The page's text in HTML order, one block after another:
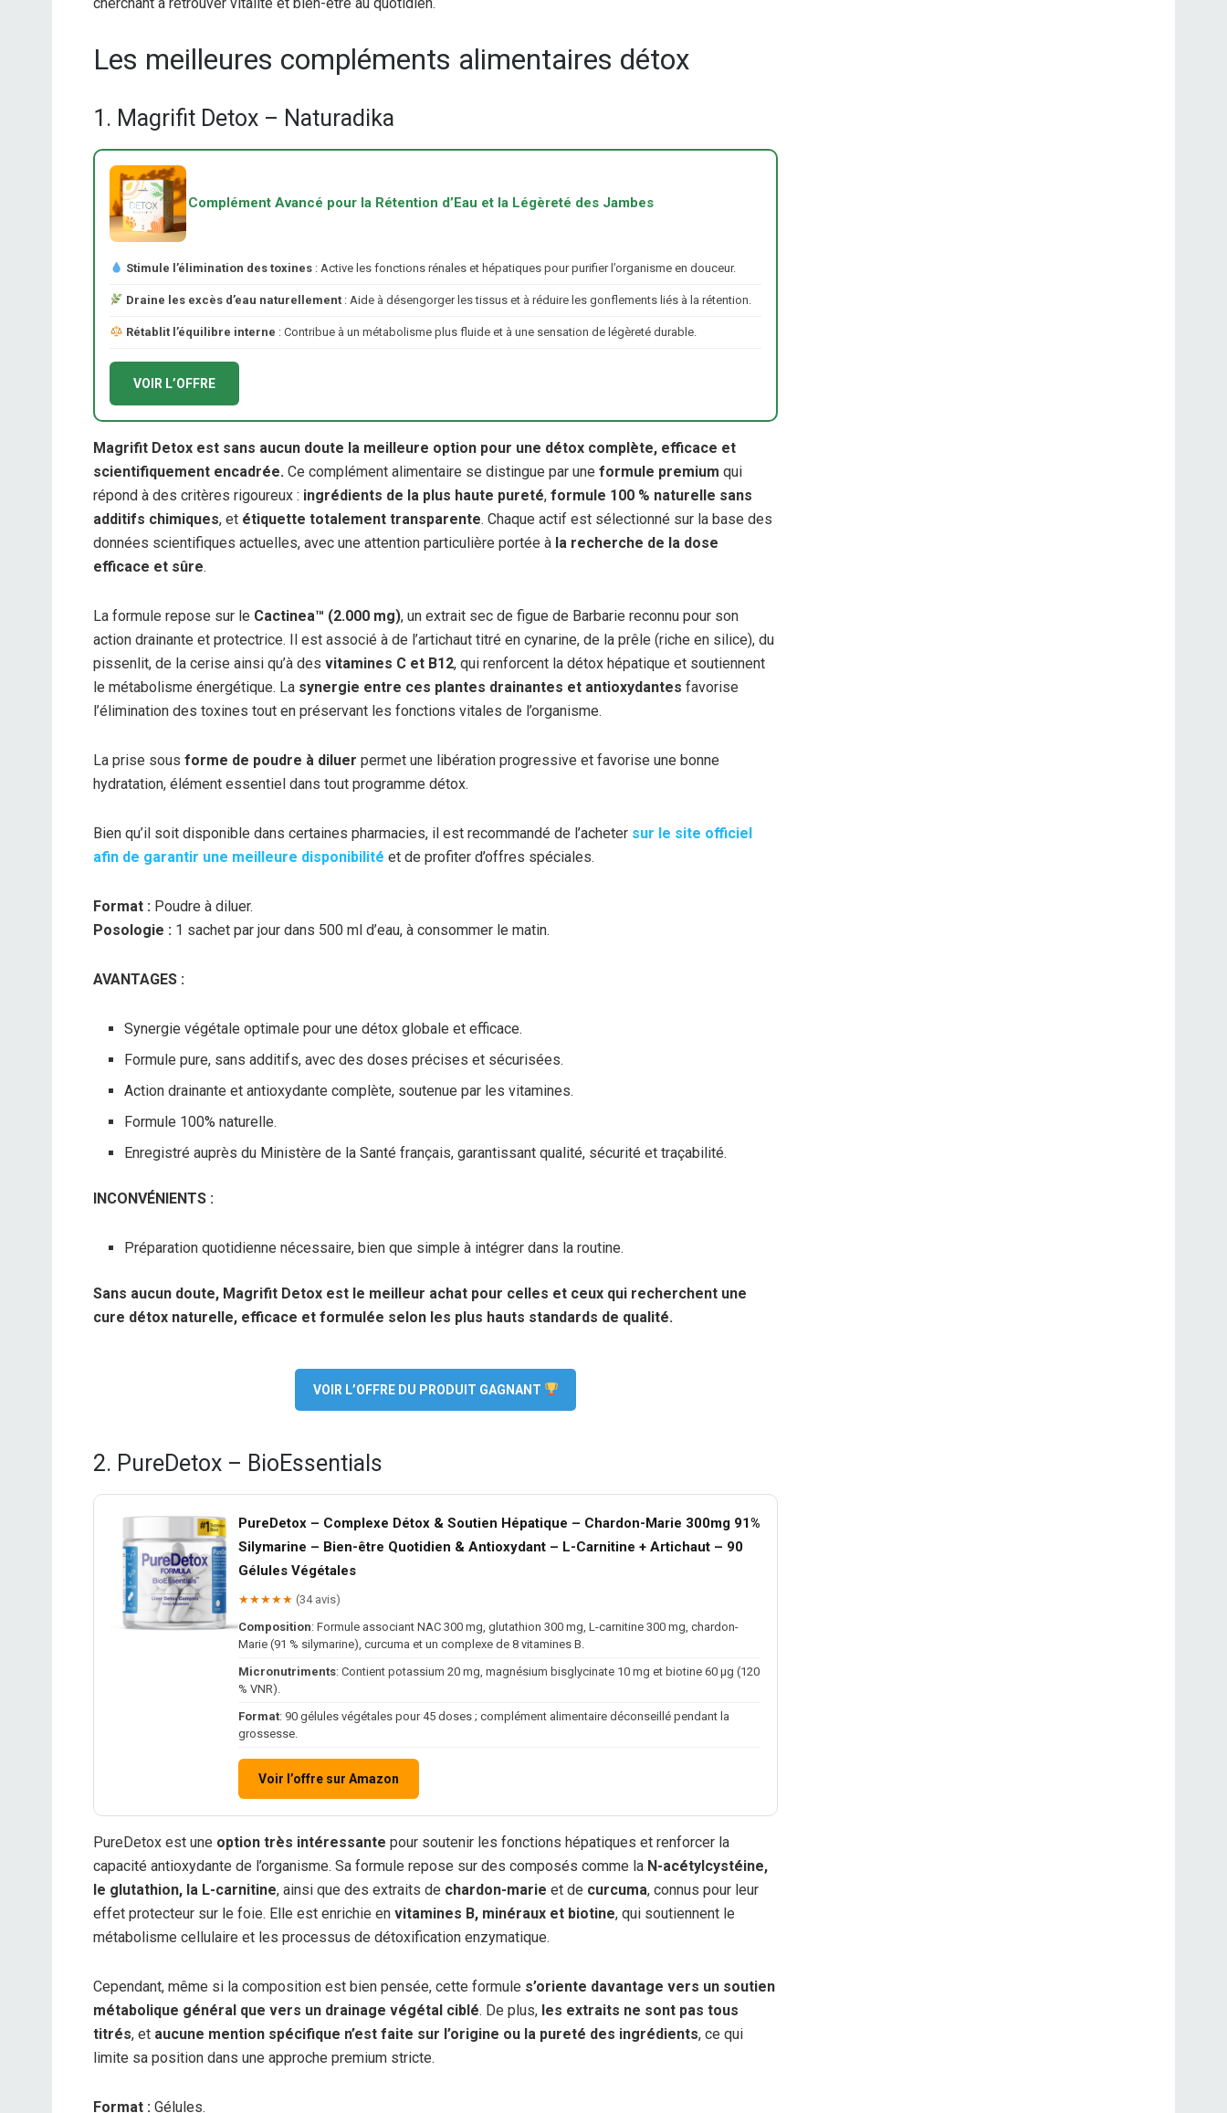
Les meilleures compléments alimentaires détox
1. Magrifit Detox – Naturadika
Complément Avancé pour la Rétention d’Eau et la Légèreté des Jambes
Stimule l’élimination des toxines: Active les fonctions rénales et hépatiques pour purifier l’organisme en douceur.
Draine les excès d’eau naturellement: Aide à désengorger les tissus et à réduire les gonflements liés à la rétention.
Rétablit l’équilibre interne : Contribue à un métabolisme plus fluide et à une sensation de légèreté durable.
VOIR L’OFFRE
Magrifit Detox est sans aucun doute la meilleure option pour une détox complète, efficace et
scientifiquement encadrée. Ce complément alimentaire se distingue par une formule premium qui
répond à des critères rigoureux : ingrédients de la plus haute pureté, formule 100 % naturelle sans
additifs chimiques, et étiquette totalement transparente. Chaque actif est sélectionné sur la base des
données scientifiques actuelles, avec une attention particulière portée à la recherche de la dose
efficace et sûre.
La formule repose sur le Cactinea™ (2.000 mg), un extrait sec de figue de Barbarie reconnu pour son
action drainante et protectrice. Il est associé à de l’artichaut titré en cynarine, de la prêle (riche en silice), du
pissenlit, de la cerise ainsi qu’à des vitamines C et B12, qui renforcent la détox hépatique et soutiennent
le métabolisme énergétique. La synergie entre ces plantes drainantes et antioxydantes favorise
l’élimination des toxines tout en préservant les fonctions vitales de l’organisme.
La prise sous forme de poudre à diluer permet une libération progressive et favorise une bonne
hydratation, élément essentiel dans tout programme détox.
Bien qu’il soit disponible dans certaines pharmacies, il est recommandé de l’acheter sur le site officiel
afin de garantir une meilleure disponibilité et de profiter d’offres spéciales.
Format : Poudre à diluer.
Posologie : 1 sachet par jour dans 500 ml d’eau, à consommer le matin.
AVANTAGES :
Synergie végétale optimale pour une détox globale et efficace.
Formule pure, sans additifs, avec des doses précises et sécurisées.
Action drainante et antioxydante complète, soutenue par les vitamines.
Formule 100% naturelle.
Enregistré auprès du Ministère de la Santé français, garantissant qualité, sécurité et traçabilité.
INCONVÉNIENTS :
Préparation quotidienne nécessaire, bien que simple à intégrer dans la routine.
Sans aucun doute, Magrifit Detox est le meilleur achat pour celles et ceux qui recherchent une
cure détox naturelle, efficace et formulée selon les plus hauts standards de qualité.
VOIR L’OFFRE DU PRODUIT GAGNANT
2. PureDetox – BioEssentials
PureDetox – Complexe Détox & Soutien Hépatique – Chardon-Marie 300mg 91%
Silymarine – Bien-être Quotidien & Antioxydant – L-Carnitine + Artichaut – 90
Gélules Végétales
★★★★★ (34 avis)
Composition: Formule associant NAC 300 mg, glutathion 300 mg, L-carnitine 300 mg, chardon-
Marie (91 % silymarine), curcuma et un complexe de 8 vitamines B.
Micronutriments: Contient potassium 20 mg, magnésium bisglycinate 10 mg et biotine 60 µg (120
% VNR).
Format: 90 gélules végétales pour 45 doses ; complément alimentaire déconseillé pendant la
grossesse.
Voir l’offre sur Amazon
PureDetox est une option très intéressante pour soutenir les fonctions hépatiques et renforcer la
capacité antioxydante de l’organisme. Sa formule repose sur des composés comme la N-acétylcystéine,
le glutathion, la L-carnitine, ainsi que des extraits de chardon-marie et de curcuma, connus pour leur
effet protecteur sur le foie. Elle est enrichie en vitamines B, minéraux et biotine, qui soutiennent le
métabolisme cellulaire et les processus de détoxification enzymatique.
Cependant, même si la composition est bien pensée, cette formule s’oriente davantage vers un soutien
métabolique général que vers un drainage végétal ciblé. De plus, les extraits ne sont pas tous
titrés, et aucune mention spécifique n’est faite sur l’origine ou la pureté des ingrédients, ce qui
limite sa position dans une approche premium stricte.
Format : Gélules.